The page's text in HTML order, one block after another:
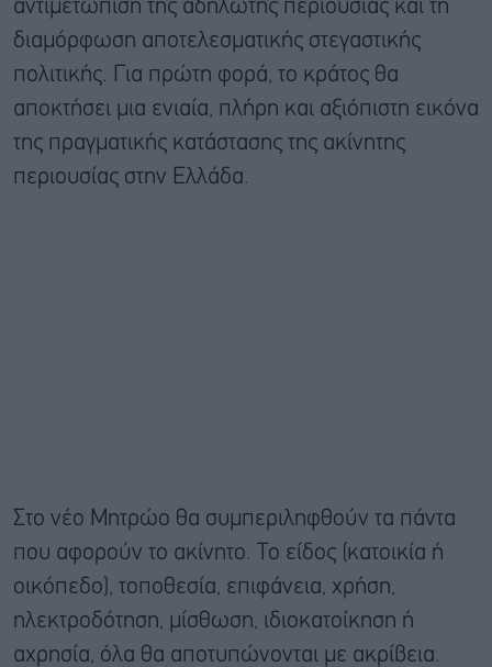
αντιμετώπιση της αδήλωτης περιουσίας και τη
διαμόρφωση αποτελεσματικής στεγαστικής
πολιτικής. Για πρώτη φορά, το κράτος θα
αποκτήσει μια ενιαία, πλήρη και αξιόπιστη εικόνα
της πραγματικής κατάστασης της ακίνητης
περιουσίας στην Ελλάδα.
Στο νέο Μητρώο θα συμπεριληφθούν τα πάντα
που αφορούν το ακίνητο. Το είδος (κατοικία ή
οικόπεδο), τοποθεσία, επιφάνεια, χρήση,
ηλεκτροδότηση, μίσθωση, ιδιοκατοίκηση ή
αχρησία, όλα θα αποτυπώνονται με ακρίβεια.